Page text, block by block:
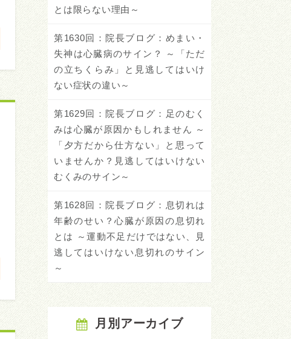
とは限らない理由～
第1630回：院長ブログ：めまい・
失神は心臓病のサイン？ ～「ただ
の立ちくらみ」と見逃してはいけ
ない症状の違い～
第1629回：院長ブログ：足のむく
みは心臓が原因かもしれません ～
「夕方だから仕方ない」と思って
いませんか？見逃してはいけない
むくみのサイン～
第1628回：院長ブログ：息切れは
年齢のせい？心臓が原因の息切れ
とは ～運動不足だけではない、見
逃してはいけない息切れのサイン
～
月別アーカイブ